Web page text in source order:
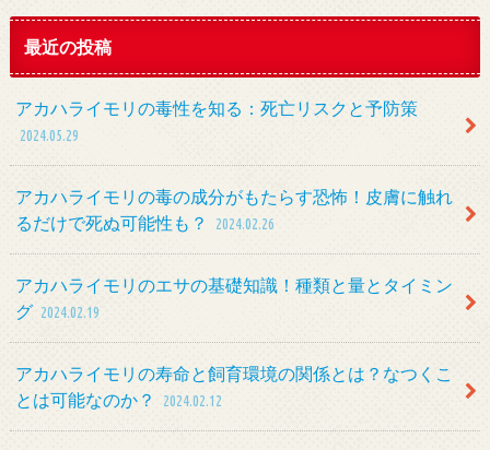
最近の投稿
アカハライモリの毒性を知る：死亡リスクと予防策
2024.05.29
アカハライモリの毒の成分がもたらす恐怖！皮膚に触れ
るだけで死ぬ可能性も？
2024.02.26
アカハライモリのエサの基礎知識！種類と量とタイミン
グ 2024.02.19
アカハライモリの寿命と飼育環境の関係とは？なつくこ
とは可能なのか？
2024.02.12